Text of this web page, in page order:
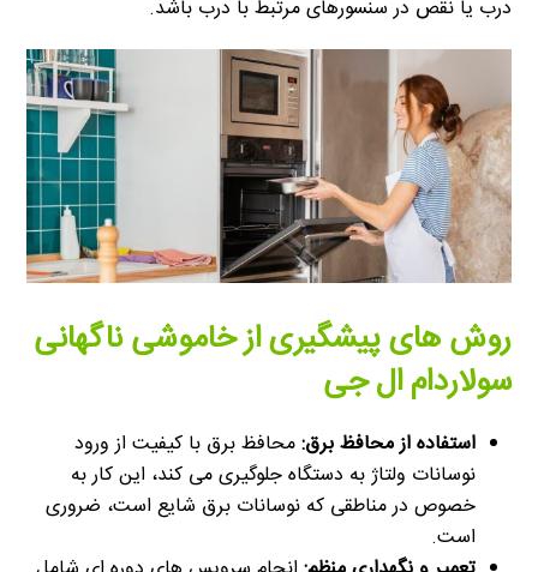
درب یا نقص در سنسورهای مرتبط با درب باشد.
روش های پیشگیری از خاموشی ناگهانی
سولاردام ال جی
استفاده از محافظ برق:محافظ برق با کیفیت از ورود
نوسانات ولتاژ به دستگاه جلوگیری می کند، این کار به
خصوص در مناطقی که نوسانات برق شایع است، ضروری
است.